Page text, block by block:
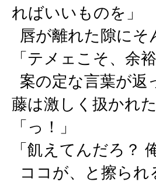
ればいいものを」
唇が離れた隙にそ
「テメェこそ、余
案の定な言葉が返
藤は激しく扱かれた
「っ！」
「飢えてんだろ？
ココが、と擦られ